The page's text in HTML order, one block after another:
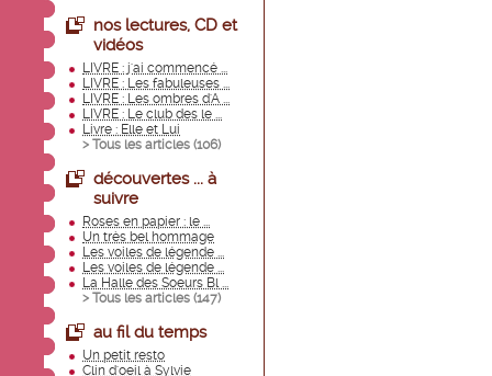
nos lectures, CD et
vidéos
LIVRE : j'ai commencé ...
LIVRE : Les fabuleuses ...
LIVRE : Les ombres d'A ...
LIVRE : Le club des le ...
Livre : Elle et Lui
> Tous les articles (106)
découvertes ... à
suivre
Roses en papier : le ...
Un très bel hommage
Les voiles de légende ...
Les voiles de légende ...
La Halle des Soeurs Bl ...
> Tous les articles (147)
au fil du temps
Un petit resto
Clin d'oeil à Sylvie